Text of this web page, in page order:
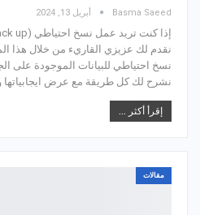
Basma Saeed أبريل 13, 2024
نقدم لك عزيزي القاريء من خلال هذا
نسخ احتياطي للبيانات الموجودة على
نشرح لك كل طريقة مع عرض ايجابياتها
إقرأ أكثر ...
مقالات